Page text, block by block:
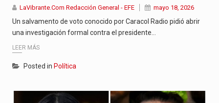
LaVibrante.Com Redacción General - EFE mayo 18, 2026
Un salvamento de voto conocido por Caracol Radio pidió abrir
una investigación formal contra el presidente…
LEER MÁS
Posted in Política